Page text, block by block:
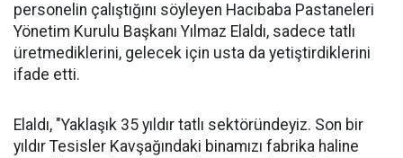
personelin çalıştığını söyleyen Hacıbaba Pastaneleri
Yönetim Kurulu Başkanı Yılmaz Elaldı, sadece tatlı
üretmediklerini, gelecek için usta da yetiştirdiklerini
ifade etti.
Elaldı, "Yaklaşık 35 yıldır tatlı sektöründeyiz. Son bir
yıldır Tesisler Kavşağındaki binamızı fabrika haline